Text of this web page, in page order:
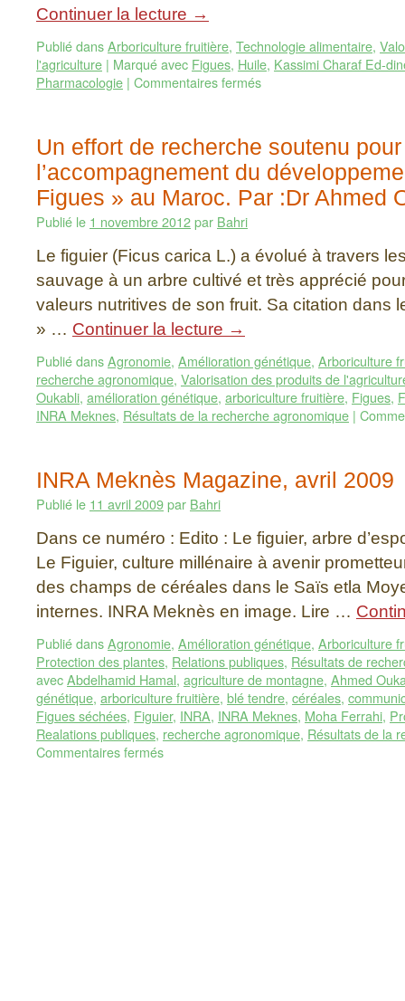
Continuer la lecture →
Publié dansArboriculture fruitière, Technologie alimentaire,
l'agriculture | Marqué avec Figues, Huile, Kassimi Charaf Ed-
Pharmacologie | Commentaires fermés
Un effort de recherche soutenu pour
l’accompagnement du
Figues » au Maroc. Par :Dr Ahmed
Publié le 1 novembre 2012par Bahri
Le figuier (Ficus carica L.) a évolué à travers
sauvage à un arbre cultivé et très apprécié
valeurs nutritives de son fruit. Sa citation dans
» … Continuer la lecture →
Publié dansAgronomie, Amélioration génétique, Arboriculture
recherche agronomique, Valorisation des produits de
Oukabli, amélioration génétique, arboriculture fruitière, Figues,
INRA Meknes, Résultats de la recherche agronomique |
INRA Meknès Magazine, avril 2009
Publié le 11 avril 2009par Bahri
Dans ce numéro : Edito : Le figuier, arbre
Le Figuier, culture millénaire à avenir
des champs de céréales dans le Saïs etla
internes. INRA Meknès en image. Lire …
Publié dansAgronomie, Amélioration génétique, Arboriculture
Protection des plantes, Relations publiques, Résultats de
avecAbdelhamid Hamal, agriculture de montagne, Ahmed
génétique, arboriculture fruitière, blé tendre, céréales,
Figues séchées, Figuier, INRA, INRA Meknes, Moha Ferrahi,
Realations publiques, recherche agronomique, Résultats de la
Commentaires fermés